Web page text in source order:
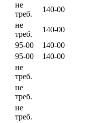
не
треб.
140-00
не
треб.
140-00
95-00 140-00
95-00 140-00
не
треб.
не
треб.
не
треб.